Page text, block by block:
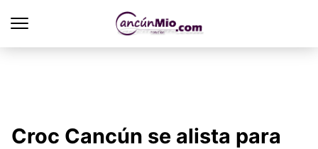
Croc Cancún se alista para